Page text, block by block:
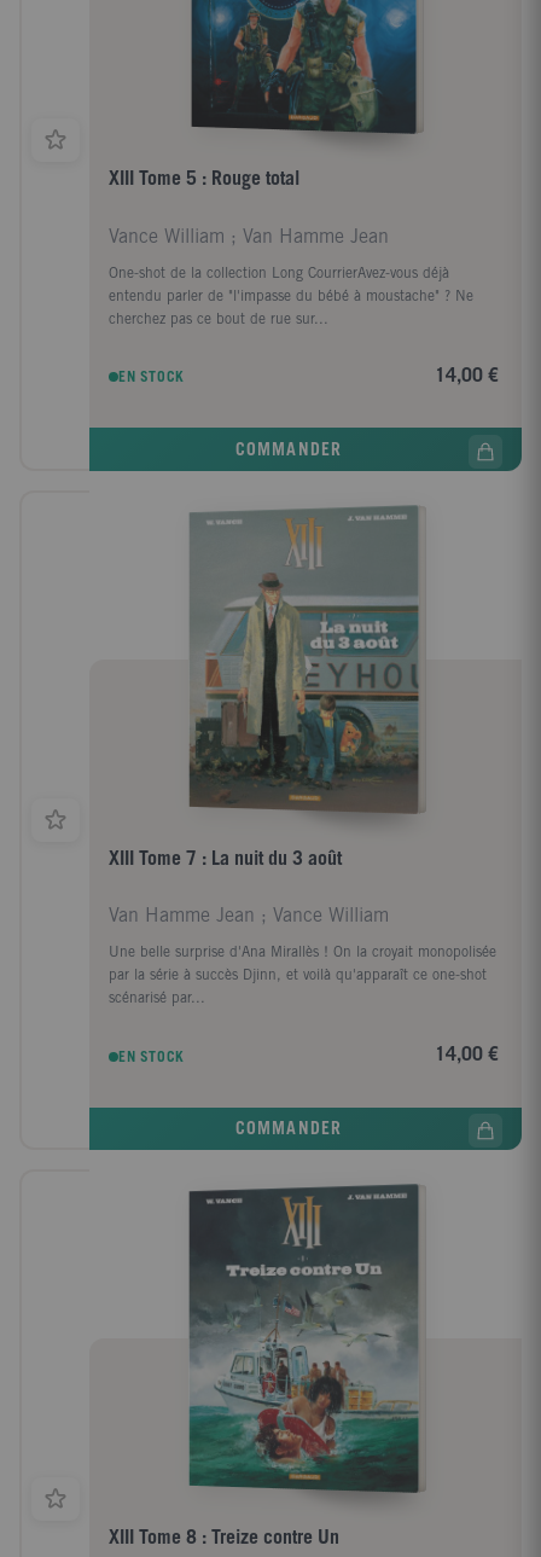
XIII Tome 5 : Rouge total
Vance William ; Van Hamme Jean
One-shot de la collection Long CourrierAvez-vous déjà
entendu parler de "l'impasse du bébé à moustache" ? Ne
cherchez pas ce bout de rue sur...
EN STOCK 14,00 €
COMMANDER
XIII Tome 7 : La nuit du 3 août
Van Hamme Jean ; Vance William
Une belle surprise d'Ana Mirallès ! On la croyait monopolisée
par la série à succès Djinn, et voilà qu'apparaît ce one-shot
scénarisé par...
EN STOCK 14,00 €
COMMANDER
XIII Tome 8 : Treize contre Un